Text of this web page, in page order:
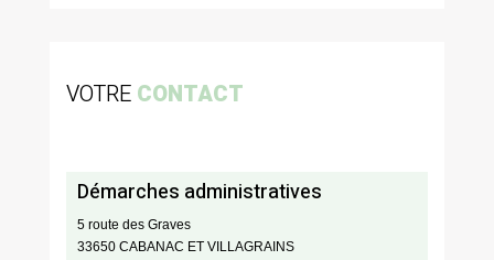
VOTRE CONTACT
Démarches administratives
5 route des Graves
33650 CABANAC ET VILLAGRAINS